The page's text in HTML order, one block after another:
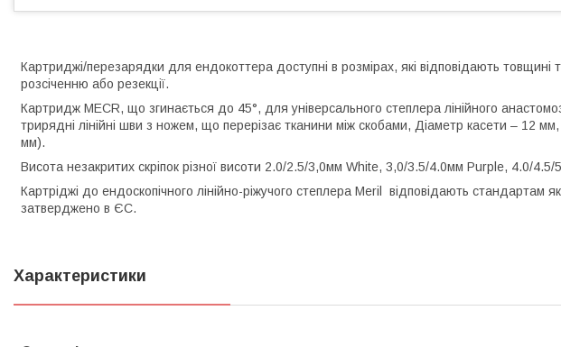
Картриджі/перезарядки для ендокоттера доступні в розмірах, які відповідають товщині
розсіченню або резекції.
Картридж MECR, що згинається до 45°, для універсального степлера лінійного
трирядні лінійні шви з ножем, що перерізає тканини між скобами, Діаметр касети – 12
мм).
Висота незакритих скріпок різної висоти 2.0/2.5/3,0мм White, 3,0/3.5/4.0мм Purple, 4.0/
Картріджі до ендоскопічного лінійно-ріжучого степлера Meril відповідають стандартам
затверджено в ЄС.
Характеристики